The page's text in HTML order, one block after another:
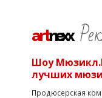
artnexx
Шоу
лучших
Продюсерская